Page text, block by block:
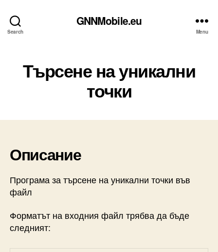
Search
GNNMobile.eu
Menu
Търсене на уникални
точки
Описание
Програма за търсене на уникални точки във
файл
Форматът на входния файл трябва да бъде
следният: